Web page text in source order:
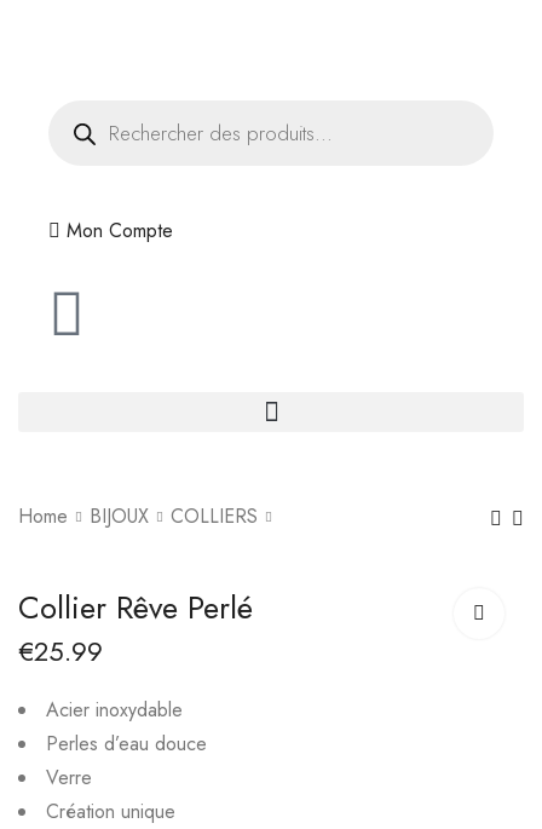
Mon Compte
Home BIJOUX COLLIERS
Collier Rêve Perlé
€25.99
Acier inoxydable
Perles d’eau douce
Verre
Création unique